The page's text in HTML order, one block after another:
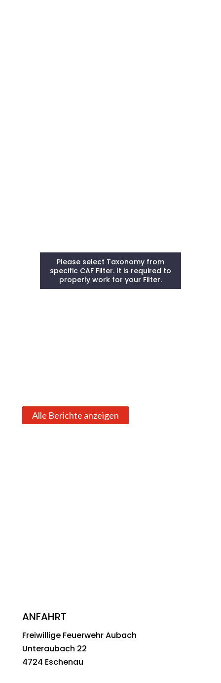
Please select Taxonomy from
specific CAF Filter. It is required to
properly work for your Filter.
Alle Berichte anzeigen
ANFAHRT
Freiwillige Feuerwehr Aubach
Unteraubach 22
4724 Eschenau